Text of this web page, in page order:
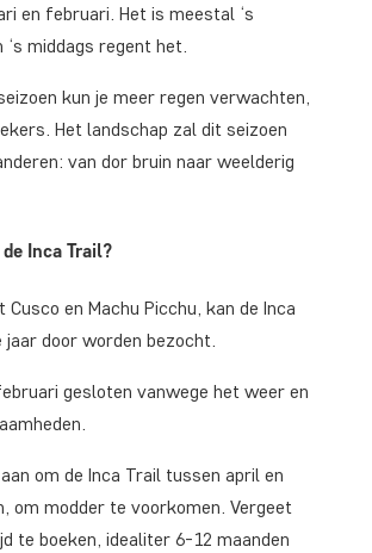
en februari. Het is meestal ‘s
middags regent het.
kun je meer regen verwachten,
Het landschap zal dit seizoen
van dor bruin naar weelderig
Inca Trail?
en Machu Picchu, kan de Inca
jaar door worden bezocht.
gesloten vanwege het weer en
om de Inca Trail tussen april en
om modder te voorkomen. Vergeet
te boeken, idealiter 6-12 maanden